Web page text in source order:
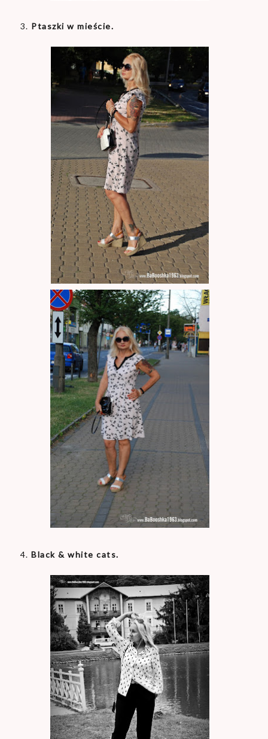
3. Ptaszki w mieście.
4.Black & white cats.